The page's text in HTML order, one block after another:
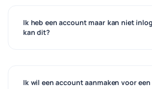
Ik heb een account maar kan niet
kan dit?
Ik wil een account aanmaken voor een